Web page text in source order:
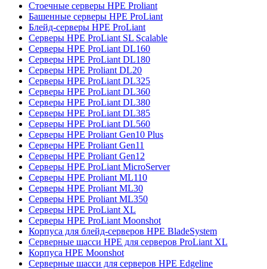
Стоечные серверы HPE Proliant
Башенные серверы HPE ProLiant
Блейд-серверы HPE ProLiant
Серверы HPE ProLiant SL Scalable
Серверы HPE ProLiant DL160
Серверы HPE ProLiant DL180
Серверы HPE Proliant DL20
Серверы HPE ProLiant DL325
Серверы HPE ProLiant DL360
Серверы HPE ProLiant DL380
Серверы HPE ProLiant DL385
Серверы HPE ProLiant DL560
Серверы HPE Proliant Gen10 Plus
Серверы HPE Proliant Gen11
Серверы HPE Proliant Gen12
Серверы HPE ProLiant MicroServer
Серверы HPE Proliant ML110
Серверы HPE Proliant ML30
Серверы HPE Proliant ML350
Серверы HPE ProLiant XL
Серверы HPE ProLiant Moonshot
Корпуса для блейд-серверов HPE BladeSystem
Серверные шасси HPE для серверов ProLiant XL
Корпуса HPE Moonshot
Серверные шасси для серверов HPE Edgeline